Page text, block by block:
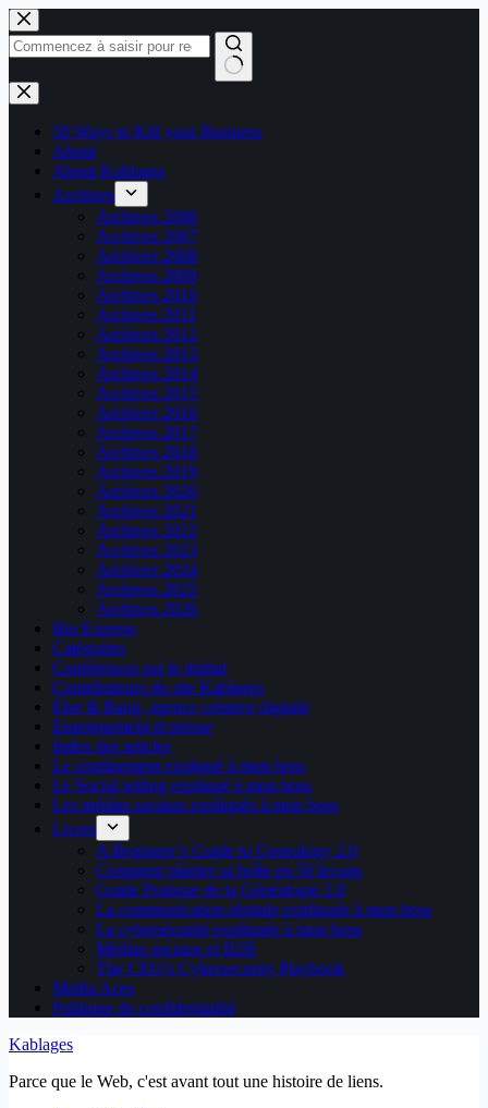
Passer
au
contenu
Aucun
résultat
50 Ways to Kill your Business
About
About Kablages
Archives
Archives 2006
Archives 2007
Archives 2008
Archives 2009
Archives 2010
Archives 2011
Archives 2012
Archives 2013
Archives 2014
Archives 2015
Archives 2016
Archives 2017
Archives 2018
Archives 2019
Archives 2020
Archives 2021
Archives 2022
Archives 2023
Archives 2024
Archives 2025
Archives 2026
Bio Express
Catégories
Conférences sur le digital
Contributeurs du site Kablages
Else & Bang, agence créative digitale
Enseignement et presse
Index des articles
Le confinement expliqué à mon boss
Le Social selling expliqué à mon boss
Les médias sociaux expliqués à mon boss
Livres
A Beginner’s Guide to Genealogy 2.0
Comment planter sa boîte en 50 leçons
Guide Pratique de la Généalogie 2.0
La communication digitale expliquée à mon boss
La cybersécurité expliquée à mon boss
Médias sociaux et B2B
The CEO’s Cybersecurity Playbook
Media Aces
Politique de confidentialité
Kablages
Parce que le Web, c'est avant tout une histoire de liens.